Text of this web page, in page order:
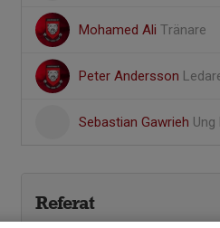
Mohamed Ali Tränare
Peter Andersson
Sebastian Gawrieh Ung
Referat